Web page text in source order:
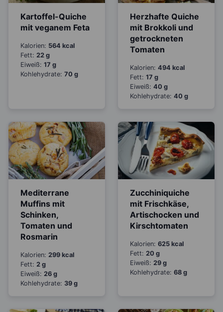
Kartoffel-Quiche
mit veganem Feta
Kalorien: 564 kcal
Fett: 22 g
Eiweiß: 17 g
Kohlehydrate: 70 g
Herzhafte Quiche
mit Brokkoli und
getrockneten
Tomaten
Kalorien: 494 kcal
Fett: 17 g
Eiweiß: 40 g
Kohlehydrate: 40 g
Mediterrane
Muffins mit
Schinken,
Tomaten und
Rosmarin
Kalorien: 299 kcal
Fett: 2 g
Eiweiß: 26 g
Kohlehydrate: 39 g
Zucchiniquiche
mit Frischkäse,
Artischocken und
Kirschtomaten
Kalorien: 625 kcal
Fett: 20 g
Eiweiß: 29 g
Kohlehydrate: 68 g